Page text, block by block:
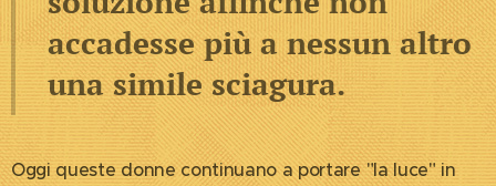
accadesse più a nessun altro
una simile sciagura.
Oggi queste donne continuano a portare "la luce" in